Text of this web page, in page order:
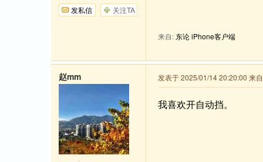
来自:东论 iPhone客户端
发私信
关注TA
发表于 2025/01/14 20:20:00 来
我喜欢开自动挡。
赵mm